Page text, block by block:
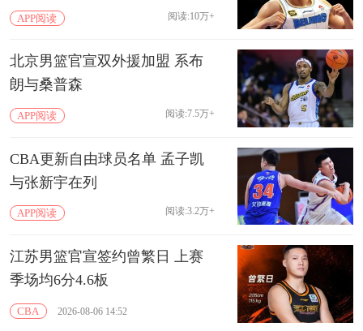
APP阅读 阅读:10万+
北京男篮官宣双外援加盟 系布
朗与桑普森
APP阅读 阅读:7.5万+
CBA更新自由球员名单 孟子凯
与张新宇在列
APP阅读 阅读:3.2万+
江苏男篮官宣签约曾繁日 上赛
季场均6分4.6板
CBA 2026-08-06 14:52